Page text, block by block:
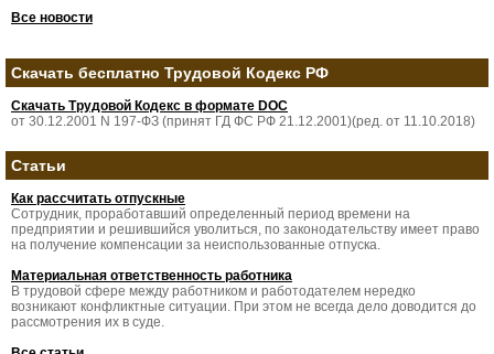
Все новости
Скачать бесплатно Трудовой Кодекс РФ
Скачать Трудовой Кодекс в формате DOC
от 30.12.2001 N 197-ФЗ (принят ГД ФС РФ 21.12.2001)(ред. от 11.10.2018)
Статьи
Как рассчитать отпускные
Сотрудник, проработавший определенный период времени на
предприятии и решившийся уволиться, по законодательству имеет право
на получение компенсации за неиспользованные отпуска.
Материальная ответственность работника
В трудовой сфере между работником и работодателем нередко
возникают конфликтные ситуации. При этом не всегда дело доводится до
рассмотрения их в суде.